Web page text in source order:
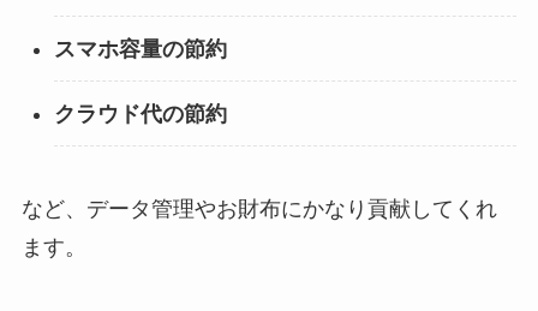
スマホ容量の節約
クラウド代の節約
など、データ管理やお財布にかなり貢献してくれ
ます。